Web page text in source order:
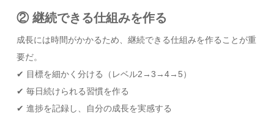
② 継続できる仕組みを作る
成長には時間がかかるため、継続できる仕組みを作ることが重
要だ。
✔ 目標を細かく分ける（レベル2→3→4→5）
✔ 毎日続けられる習慣を作る
✔ 進捗を記録し、自分の成長を実感する